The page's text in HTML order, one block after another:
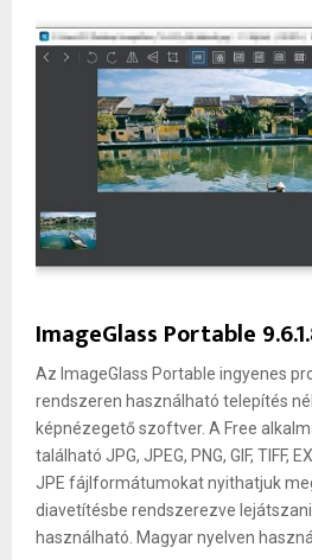
ImageGlass Portable
Az ImageGlass Portable ingyenes
rendszeren használható telepítés
képnézegető szoftver. A Free
található JPG, JPEG, PNG, GIF, TIFF,
JPE fájlformátumokat nyithatjuk
diavetítésbe rendszerezve
használható. Magyar nyelven